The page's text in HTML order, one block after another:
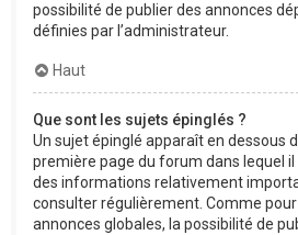
possibilité de publier des annonces
définies par l’administrateur.
Haut
Que sont les sujets épinglés ?
Un sujet épinglé apparaît en dessous
première page du forum dans lequel
des informations relativement
consulter régulièrement. Comme
annonces globales, la possibilité de